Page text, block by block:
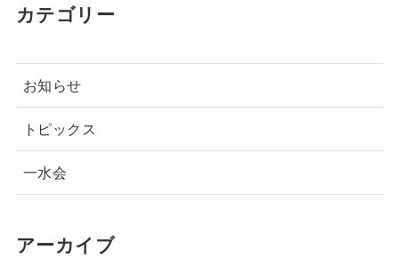
カテゴリー
お知らせ
トピックス
一水会
アーカイブ